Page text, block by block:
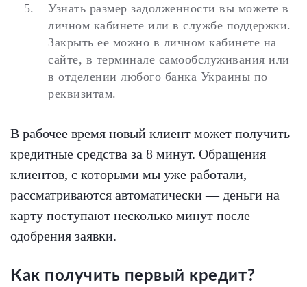
Узнать размер задолженности вы можете в
личном кабинете или в службе поддержки.
Закрыть ее можно в личном кабинете на
сайте, в терминале самообслуживания или
в отделении любого банка Украины по
реквизитам.
В рабочее время новый клиент может получить
кредитные средства за 8 минут. Обращения
клиентов, с которыми мы уже работали,
рассматриваются автоматически — деньги на
карту поступают несколько минут после
одобрения заявки.
Как получить первый кредит?